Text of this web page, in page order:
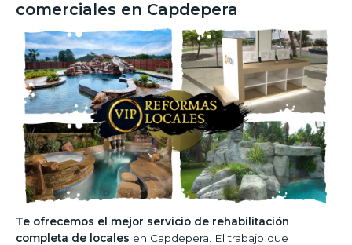
comerciales en Capdepera
Te ofrecemos el mejor servicio de rehabilitación
completa de locales en Capdepera. El trabajo que